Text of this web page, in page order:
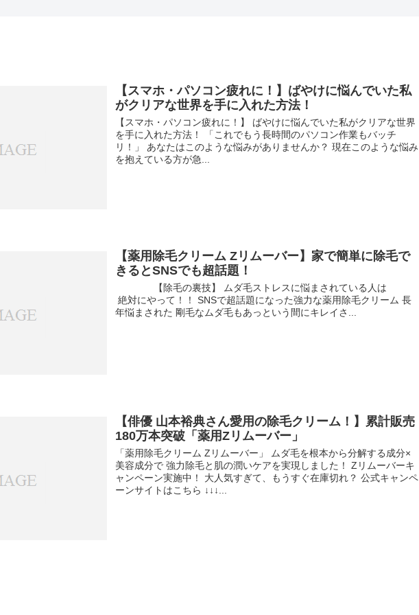
【スマホ・パソコン疲れに！】ばやけに悩んでいた私
がクリアな世界を手に入れた方法！
【スマホ・パソコン疲れに！】 ばやけに悩んでいた私がクリアな世界
を手に入れた方法！ 「これでもう長時間のパソコン作業もバッチ
リ！」 あなたはこのような悩みがありませんか？ 現在このような悩み
を抱えている方が急...
【薬用除毛クリーム Zリムーバー】家で簡単に除毛で
きるとSNSでも超話題！
【除毛の裏技】 ムダ毛ストレスに悩まされている人は
絶対にやって！！ SNSで超話題になった強力な薬用除毛クリーム 長
年悩まされた 剛毛なムダ毛もあっという間にキレイさ...
【俳優 山本裕典さん愛用の除毛クリーム！】累計販売
180万本突破「薬用Zリムーバー」
「薬用除毛クリーム Zリムーバー」 ムダ毛を根本から分解する成分×
美容成分で 強力除毛と肌の潤いケアを実現しました！ Zリムーバーキ
ャンペーン実施中！ 大人気すぎて、もうすぐ在庫切れ？ 公式キャンペ
ーンサイトはこちら ↓↓↓...